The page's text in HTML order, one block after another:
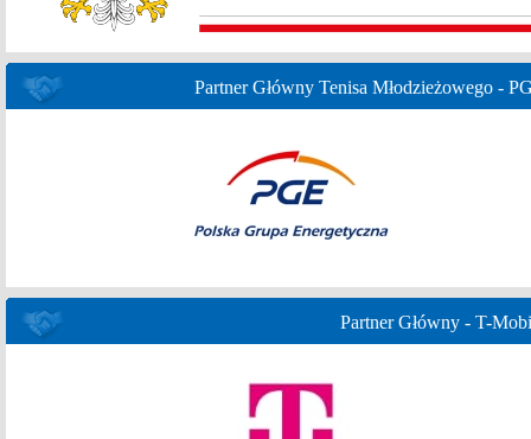
Partner Główny Tenisa Młodzieżowego -
Partner Główny - T-